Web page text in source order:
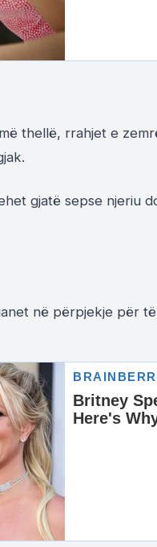
thellë, rrahjet e
gjatë sepse njeriu
në përpjekje për